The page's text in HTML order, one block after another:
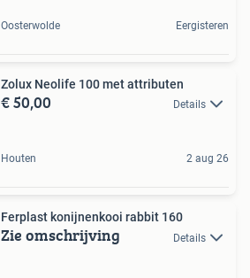
Oosterwolde Eergisteren
Zolux Neolife 100 met attributen
€ 50,00 Details
Houten 2 aug 26
Ferplast konijnenkooi rabbit 160
Zie omschrijving Details